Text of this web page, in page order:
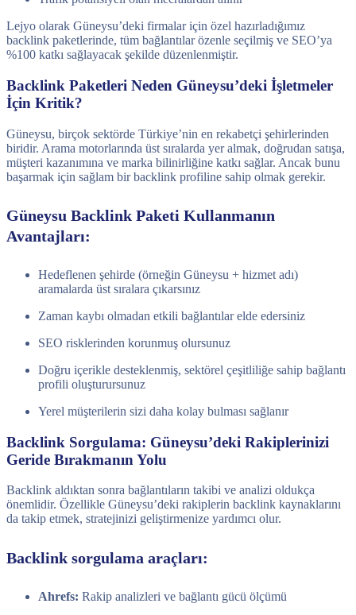
Lejyo olarak Güneysu’deki firmalar için özel hazırladığımız
backlink paketlerinde, tüm bağlantılar özenle seçilmiş ve SEO’ya
%100 katkı sağlayacak şekilde düzenlenmiştir.
Backlink Paketleri Neden Güneysu’deki İşletmeler
İçin Kritik?
Güneysu, birçok sektörde Türkiye’nin en rekabetçi şehirlerinden
biridir. Arama motorlarında üst sıralarda yer almak, doğrudan satışa,
müşteri kazanımına ve marka bilinirliğine katkı sağlar. Ancak bunu
başarmak için sağlam bir backlink profiline sahip olmak gerekir.
Güneysu Backlink Paketi Kullanmanın
Avantajları:
Hedeflenen şehirde (örneğin Güneysu + hizmet adı)
aramalarda üst sıralara çıkarsınız
Zaman kaybı olmadan etkili bağlantılar elde edersiniz
SEO risklerinden korunmuş olursunuz
Doğru içerikle desteklenmiş, sektörel çeşitliliğe sahip bağlantı
profili oluşturursunuz
Yerel müşterilerin sizi daha kolay bulması sağlanır
Backlink Sorgulama: Güneysu’deki Rakiplerinizi
Geride Bırakmanın Yolu
Backlink aldıktan sonra bağlantıların takibi ve analizi oldukça
önemlidir. Özellikle Güneysu’deki rakiplerin backlink kaynaklarını
da takip etmek, stratejinizi geliştirmenize yardımcı olur.
Backlink sorgulama araçları:
Ahrefs: Rakip analizleri ve bağlantı gücü ölçümü